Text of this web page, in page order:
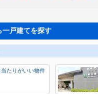
一戸建てを探す
当たりがいい物件